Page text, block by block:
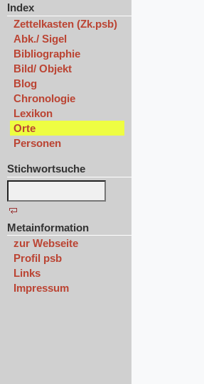
Index
Zettelkasten (Zk.psb)
Abk./ Sigel
Bibliographie
Bild/ Objekt
Blog
Chronologie
Lexikon
Orte
Personen
Stichwortsuche
Metainformation
zur Webseite
Profil psb
Links
Impressum